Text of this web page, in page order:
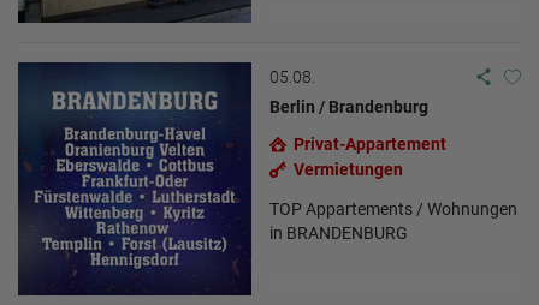
05.08.
Berlin / Brandenburg
Privat-Appartement
Vermietungen
TOP Appartements / Wohnungen
in BRANDENBURG